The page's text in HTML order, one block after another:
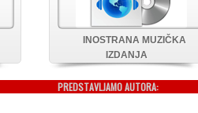
INOSTRANA MUZIČKA
IZDANJA
PREDSTAVLJAMO AUTORA: